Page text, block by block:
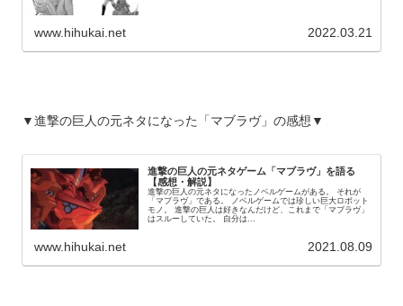
www.hihukai.net 2022.03.21
▼進撃の巨人の元ネタになった「マブラヴ」の感想▼
進撃の巨人の元ネタゲーム「マブラヴ」を語る
【感想・解説】
進撃の巨人の元ネタになったノベルゲームがある。 それが
「マブラヴ」である。 ノベルゲームでは珍しい巨大ロボット
モノ。 進撃の巨人は好きなんだけど、これまで「マブラヴ」
はスルーしていた。 自分は...
www.hihukai.net 2021.08.09